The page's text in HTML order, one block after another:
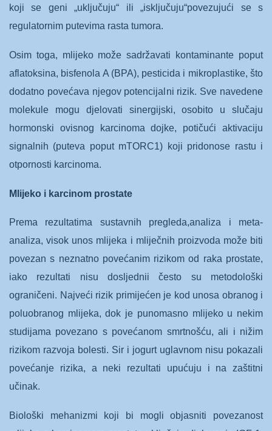
koji se geni „uključuju“ ili „isključuju“povezujući se s
regulatornim putevima rasta tumora.
Osim toga, mlijeko može sadržavati kontaminante poput
aflatoksina, bisfenola A (BPA), pesticida i mikroplastike, što
dodatno povećava njegov potencijalni rizik. Sve navedene
molekule mogu djelovati sinergijski, osobito u slučaju
hormonski ovisnog karcinoma dojke, potičući aktivaciju
signalnih (puteva poput mTORC1) koji pridonose rastu i
otpornosti karcinoma.
Mlijeko i karcinom prostate
Prema rezultatima sustavnih pregleda,analiza i meta-
analiza, visok unos mlijeka i mliječnih proizvoda može biti
povezan s neznatno povećanim rizikom od raka prostate,
iako rezultati nisu dosljednii često su metodološki
ograničeni. Najveći rizik primijećen je kod unosa obranog i
poluobranog mlijeka, dok je punomasno mlijeko u nekim
studijama povezano s povećanom smrtnošću, ali i nižim
rizikom razvoja bolesti. Sir i jogurt uglavnom nisu pokazali
povećanje rizika, a neki rezultati upućuju i na zaštitni
učinak.
Biološki mehanizmi koji bi mogli objasniti povezanost